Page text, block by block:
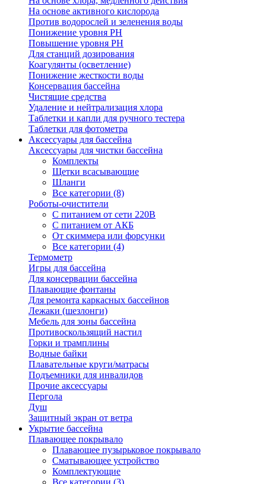
На основе активного кислорода
Против водорослей и зеленения воды
Понижение уровня РН
Повышение уровня РН
Для станций дозирования
Коагулянты (осветление)
Понижение жесткости воды
Консервация бассейна
Чистящие средства
Удаление и нейтрализация хлора
Таблетки и капли для ручного тестера
Таблетки для фотометра
Аксессуары для бассейна
Аксессуары для чистки бассейна
Комплекты
Щетки всасывающие
Шланги
Все категории (8)
Роботы-очистители
С питанием от сети 220В
С питанием от АКБ
От скиммера или форсунки
Все категории (4)
Термометр
Игры для бассейна
Для консервации бассейна
Плавающие фонтаны
Для ремонта каркасных бассейнов
Лежаки (шезлонги)
Мебель для зоны бассейна
Противоскользящий настил
Горки и трамплины
Водные байки
Плавательные круги/матрасы
Подъемники для инвалидов
Прочие аксессуары
Пергола
Душ
Защитный экран от ветра
Укрытие бассейна
Плавающее покрывало
Плавающее пузырьковое покрывало
Сматывающее устройство
Комплектующие
Все категории (3)